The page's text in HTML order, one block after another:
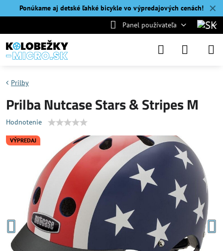
✕
Ponúkame aj detské ľahké bicykle vo výpredajových cenách!
Panel používateľa
VÝPREDAJ
Prilby
Prilba Nutcase Stars & Stripes M
Hodnotenie